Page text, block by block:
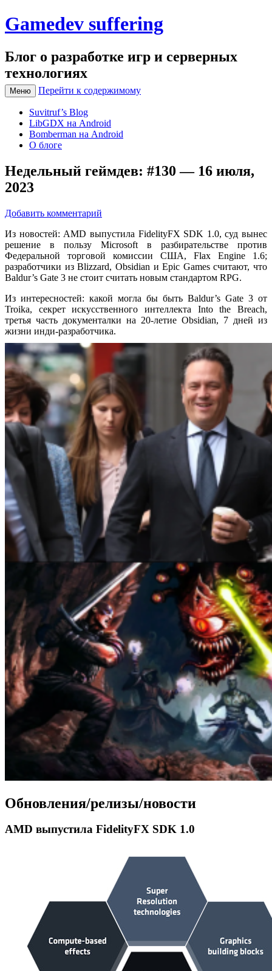
Gamedev suffering
Блог о разработке игр и серверных
технологиях
Меню Перейти к содержимому
Suvitruf’s Blog
LibGDX на Android
Bomberman на Android
О блоге
Недельный геймдев: #130 — 16 июля,
2023
Добавить комментарий
Из новостей: AMD выпустила FidelityFX SDK 1.0, суд вынес
решение в пользу Microsoft в разбирательстве против
Федеральной торговой комиссии США, Flax Engine 1.6;
разработчики из Blizzard, Obsidian и Epic Games считают, что
Baldur’s Gate 3 не стоит считать новым стандартом RPG.
Из интересностей: какой могла бы быть Baldur’s Gate 3 от
Troika, секрет искусственного интеллекта Into the Breach,
третья часть документалки на 20-летие Obsidian, 7 дней из
жизни инди-разработчика.
Обновления/релизы/новости
AMD выпустила FidelityFX SDK 1.0